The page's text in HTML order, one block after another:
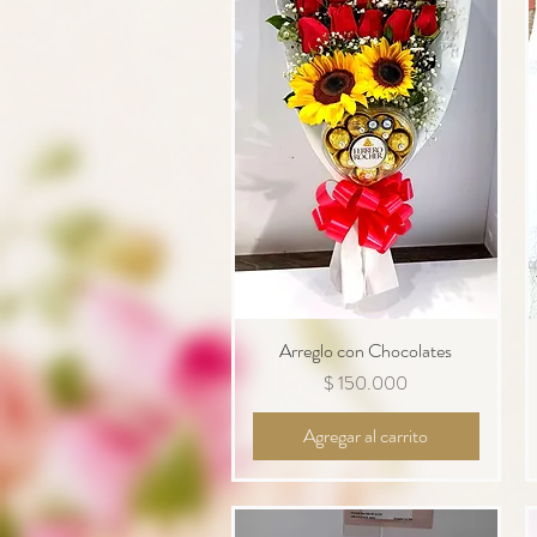
Vista rápida
Arreglo con Chocolates
Precio
$ 150.000
Agregar al carrito